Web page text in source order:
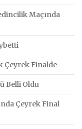
Maçında
Çeyrek Finalde
Belli Oldu
Çeyrek Final